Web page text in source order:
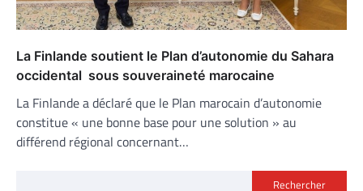
La Finlande soutient le Plan d’autonomie du Sahara
occidental sous souveraineté marocaine
La Finlande a déclaré que le Plan marocain d’autonomie
constitue « une bonne base pour une solution » au
différend régional concernant…
Rechercher